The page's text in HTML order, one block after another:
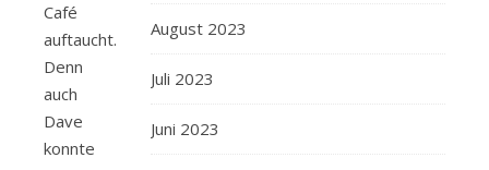
Café
auftaucht.
Denn
auch
Dave
konnte
August 2023
Juli 2023
Juni 2023